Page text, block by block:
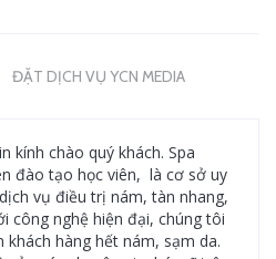
ĐẶT DỊCH VỤ YCN MEDIA
kính chào quý khách. Spa
đào tạo học viên, là cơ sở uy
vụ điều trị nám, tàn nhang,
công nghệ hiện đại, chúng tôi
hàng hết nám, sạm da.